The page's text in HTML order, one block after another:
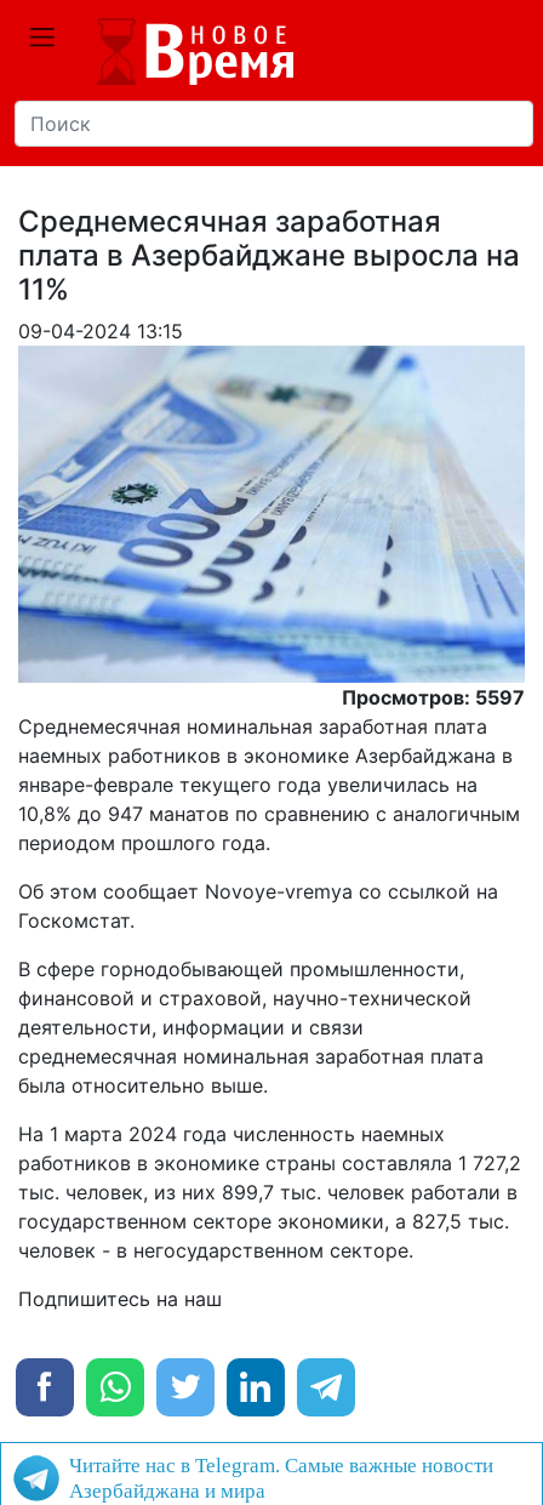
Среднемесячная заработная
плата в Азербайджане выросла на
11%
09-04-2024 13:15
Просмотров: 5597
Среднемесячная номинальная заработная плата
наемных работников в экономике Азербайджана в
январе-феврале текущего года увеличилась на
10,8% до 947 манатов по сравнению с аналогичным
периодом прошлого года.
Об этом сообщает Novoye-vremya со ссылкой на
Госкомстат.
В сфере горнодобывающей промышленности,
финансовой и страховой, научно-технической
деятельности, информации и связи
среднемесячная номинальная заработная плата
была относительно выше.
На 1 марта 2024 года численность наемных
работников в экономике страны составляла 1 727,2
тыс. человек, из них 899,7 тыс. человек работали в
государственном секторе экономики, а 827,5 тыс.
человек - в негосударственном секторе.
Подпишитесь на наш
Читайте нас в Telegram. Самые важные новости
Азербайджана и мира